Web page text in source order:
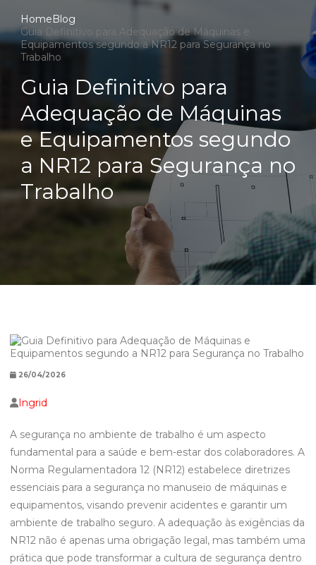
HomeBlog
Guia Definitivo para Adequação de Máquinas e
Equipamentos segundo a NR12 para Segurança no
Trabalho
Guia Definitivo para
Adequação de Máquinas
e Equipamentos segundo
a NR12 para Segurança no
Trabalho
26/04/2026
Ingrid
A segurança no ambiente de trabalho é um aspecto
fundamental para a saúde e bem-estar dos colaboradores. A
Norma Regulamentadora 12 (NR12) estabelece diretrizes
essenciais para a segurança no manuseio de máquinas e
equipamentos, visando prevenir acidentes e garantir um
ambiente de trabalho seguro. A adequação às exigências da
NR12 não é apenas uma obrigação legal, mas também uma
prática que pode transformar a cultura de segurança dentro